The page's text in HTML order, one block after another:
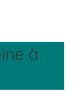
à